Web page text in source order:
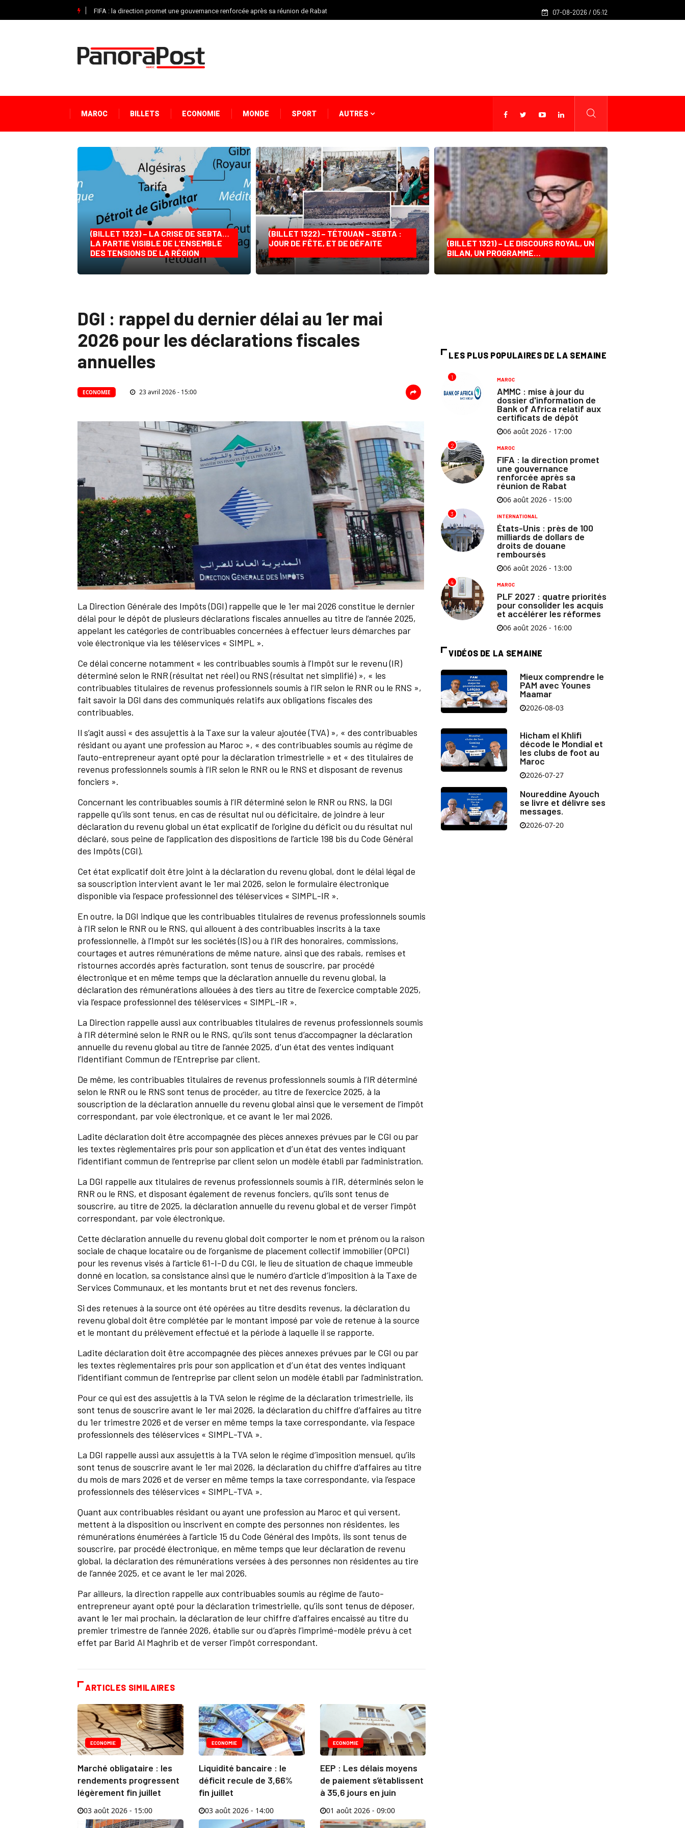
FIFA : la direction promet une gouvernance renforcée après sa réunion de Rabat Fès : 40 millions de DH pour renforcer les infrastructures de
07-08-2026 / 05:12
MAROC BILLETS ECONOMIE MONDE SPORT AUTRES
(BILLET 1323) – LA CRISE DE SEBTA…
LA PARTIE VISIBLE DE L’ENSEMBLE
DES TENSIONS DE LA RÉGION
(BILLET 1322) – TÉTOUAN – SEBTA :
JOUR DE FÊTE, ET DE DÉFAITE
(BILLET 1321) – LE DISCOURS ROYAL, UN
BILAN, UN PROGRAMME…
DGI : rappel du dernier délai au 1er mai
2026 pour les déclarations fiscales
annuelles
ECONOMIE 23 avril 2026 - 15:00
La Direction Générale des Impôts (DGI) rappelle que le 1er mai 2026 constitue le dernier
délai pour le dépôt de plusieurs déclarations fiscales annuelles au titre de l’année 2025,
appelant les catégories de contribuables concernées à effectuer leurs démarches par
voie électronique via les téléservices « SIMPL ».
Ce délai concerne notamment « les contribuables soumis à l’Impôt sur le revenu (IR)
déterminé selon le RNR (résultat net réel) ou RNS (résultat net simplifié) », « les
contribuables titulaires de revenus professionnels soumis à l’IR selon le RNR ou le RNS »,
fait savoir la DGI dans des communiqués relatifs aux obligations fiscales des
contribuables.
Il s’agit aussi « des assujettis à la Taxe sur la valeur ajoutée (TVA) », « des contribuables
résidant ou ayant une profession au Maroc », « des contribuables soumis au régime de
l’auto-entrepreneur ayant opté pour la déclaration trimestrielle » et « des titulaires de
revenus professionnels soumis à l’IR selon le RNR ou le RNS et disposant de revenus
fonciers ».
Concernant les contribuables soumis à l’IR déterminé selon le RNR ou RNS, la DGI
rappelle qu’ils sont tenus, en cas de résultat nul ou déficitaire, de joindre à leur
déclaration du revenu global un état explicatif de l’origine du déficit ou du résultat nul
déclaré, sous peine de l’application des dispositions de l’article 198 bis du Code Général
des Impôts (CGI).
Cet état explicatif doit être joint à la déclaration du revenu global, dont le délai légal de
sa souscription intervient avant le 1er mai 2026, selon le formulaire électronique
disponible via l’espace professionnel des téléservices « SIMPL-IR ».
En outre, la DGI indique que les contribuables titulaires de revenus professionnels soumis
à l’IR selon le RNR ou le RNS, qui allouent à des contribuables inscrits à la taxe
professionnelle, à l’Impôt sur les sociétés (IS) ou à l’IR des honoraires, commissions,
courtages et autres rémunérations de même nature, ainsi que des rabais, remises et
ristournes accordés après facturation, sont tenus de souscrire, par procédé
électronique et en même temps que la déclaration annuelle du revenu global, la
déclaration des rémunérations allouées à des tiers au titre de l’exercice comptable 2025,
via l’espace professionnel des téléservices « SIMPL-IR ».
La Direction rappelle aussi aux contribuables titulaires de revenus professionnels soumis
à l’IR déterminé selon le RNR ou le RNS, qu’ils sont tenus d’accompagner la déclaration
annuelle du revenu global au titre de l’année 2025, d’un état des ventes indiquant
l’Identifiant Commun de l’Entreprise par client.
De même, les contribuables titulaires de revenus professionnels soumis à l’IR déterminé
selon le RNR ou le RNS sont tenus de procéder, au titre de l’exercice 2025, à la
souscription de la déclaration annuelle du revenu global ainsi que le versement de l’impôt
correspondant, par voie électronique, et ce avant le 1er mai 2026.
Ladite déclaration doit être accompagnée des pièces annexes prévues par le CGI ou par
les textes règlementaires pris pour son application et d’un état des ventes indiquant
l’identifiant commun de l’entreprise par client selon un modèle établi par l’administration.
La DGI rappelle aux titulaires de revenus professionnels soumis à l’IR, déterminés selon le
RNR ou le RNS, et disposant également de revenus fonciers, qu’ils sont tenus de
souscrire, au titre de 2025, la déclaration annuelle du revenu global et de verser l’impôt
correspondant, par voie électronique.
Cette déclaration annuelle du revenu global doit comporter le nom et prénom ou la raison
sociale de chaque locataire ou de l’organisme de placement collectif immobilier (OPCI)
pour les revenus visés à l’article 61-I-D du CGI, le lieu de situation de chaque immeuble
donné en location, sa consistance ainsi que le numéro d’article d’imposition à la Taxe de
Services Communaux, et les montants brut et net des revenus fonciers.
Si des retenues à la source ont été opérées au titre desdits revenus, la déclaration du
revenu global doit être complétée par le montant imposé par voie de retenue à la source
et le montant du prélèvement effectué et la période à laquelle il se rapporte.
Ladite déclaration doit être accompagnée des pièces annexes prévues par le CGI ou par
les textes règlementaires pris pour son application et d’un état des ventes indiquant
l’identifiant commun de l’entreprise par client selon un modèle établi par l’administration.
Pour ce qui est des assujettis à la TVA selon le régime de la déclaration trimestrielle, ils
sont tenus de souscrire avant le 1er mai 2026, la déclaration du chiffre d’affaires au titre
du 1er trimestre 2026 et de verser en même temps la taxe correspondante, via l’espace
professionnels des téléservices « SIMPL-TVA ».
La DGI rappelle aussi aux assujettis à la TVA selon le régime d’imposition mensuel, qu’ils
sont tenus de souscrire avant le 1er mai 2026, la déclaration du chiffre d’affaires au titre
du mois de mars 2026 et de verser en même temps la taxe correspondante, via l’espace
professionnels des téléservices « SIMPL-TVA ».
Quant aux contribuables résidant ou ayant une profession au Maroc et qui versent,
mettent à la disposition ou inscrivent en compte des personnes non résidentes, les
rémunérations énumérées à l’article 15 du Code Général des Impôts, ils sont tenus de
souscrire, par procédé électronique, en même temps que leur déclaration de revenu
global, la déclaration des rémunérations versées à des personnes non résidentes au tire
de l’année 2025, et ce avant le 1er mai 2026.
Par ailleurs, la direction rappelle aux contribuables soumis au régime de l’auto-
entrepreneur ayant opté pour la déclaration trimestrielle, qu’ils sont tenus de déposer,
avant le 1er mai prochain, la déclaration de leur chiffre d’affaires encaissé au titre du
premier trimestre de l’année 2026, établie sur ou d’après l’imprimé-modèle prévu à cet
effet par Barid Al Maghrib et de verser l’impôt correspondant.
ARTICLES SIMILAIRES
ECONOMIE
Marché obligataire : les
rendements progressent
légèrement fin juillet
03 août 2026 - 15:00
ECONOMIE
Liquidité bancaire : le
déficit recule de 3,66%
fin juillet
03 août 2026 - 14:00
ECONOMIE
EEP : Les délais moyens
de paiement s’établissent
à 35,6 jours en juin
01 août 2026 - 09:00
LES PLUS POPULAIRES DE LA SEMAINE
1 MAROC
AMMC : mise à jour du
dossier d'information de
Bank of Africa relatif aux
certificats de dépôt
06 août 2026 - 17:00
2 MAROC
FIFA : la direction promet
une gouvernance
renforcée après sa
réunion de Rabat
06 août 2026 - 15:00
3 INTERNATIONAL
États-Unis : près de 100
milliards de dollars de
droits de douane
remboursés
06 août 2026 - 13:00
4 MAROC
PLF 2027 : quatre priorités
pour consolider les acquis
et accélérer les réformes
06 août 2026 - 16:00
VIDÉOS DE LA SEMAINE
Mieux comprendre le
PAM avec Younes
Maamar
2026-08-03
Hicham el Khlifi
décode le Mondial et
les clubs de foot au
Maroc
2026-07-27
Noureddine Ayouch
se livre et délivre ses
messages.
2026-07-20